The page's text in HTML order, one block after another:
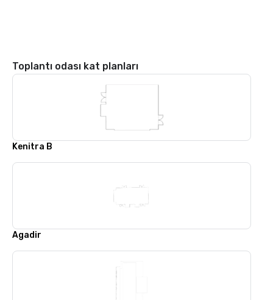
Toplantı odası kat planları
Kenitra B
Agadir